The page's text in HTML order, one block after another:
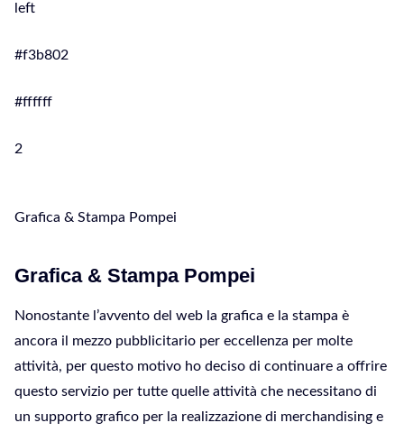
left
#f3b802
#ffffff
2
Grafica & Stampa Pompei
Grafica & Stampa Pompei
Nonostante l’avvento del web la grafica e la stampa è
ancora il mezzo pubblicitario per eccellenza per molte
attività, per questo motivo ho deciso di continuare a offrire
questo servizio per tutte quelle attività che necessitano di
un supporto grafico per la realizzazione di merchandising e